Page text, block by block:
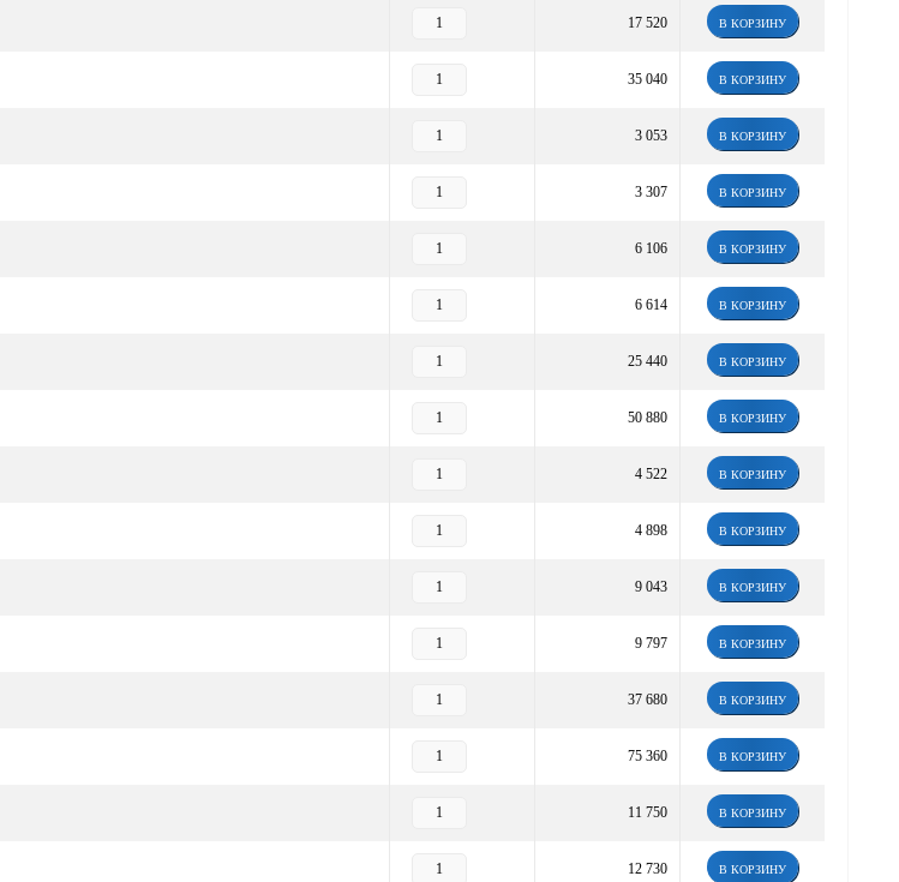
17 520 В КОРЗИНУ
35 040 В КОРЗИНУ
3 053 В КОРЗИНУ
3 307 В КОРЗИНУ
6 106 В КОРЗИНУ
6 614 В КОРЗИНУ
25 440 В КОРЗИНУ
50 880 В КОРЗИНУ
4 522 В КОРЗИНУ
4 898 В КОРЗИНУ
9 043 В КОРЗИНУ
9 797 В КОРЗИНУ
37 680 В КОРЗИНУ
75 360 В КОРЗИНУ
11 750 В КОРЗИНУ
12 730 В КОРЗИНУ